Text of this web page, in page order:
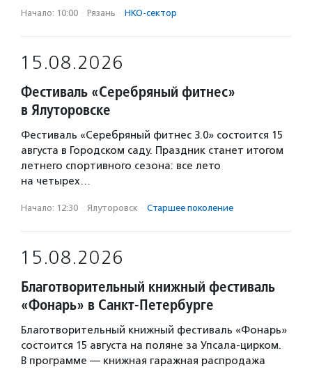
Начало: 10:00 · Рязань · НКО-сектор
15.08.2026
Фестиваль «Серебряный фитнес»
в Ялуторовске
Фестиваль «Серебряный фитнес 3.0» состоится 15
августа в Городском саду. Праздник станет итогом
летнего спортивного сезона: все лето
на четырех…
Начало: 12:30 · Ялуторовск · Старшее поколение
15.08.2026
Благотворительный книжный фестиваль
«Фонарь» в Санкт-Петербурге
Благотворительный книжный фестиваль «Фонарь»
состоится 15 августа на поляне за Упсала-цирком.
В программе — книжная гаражная распродажа